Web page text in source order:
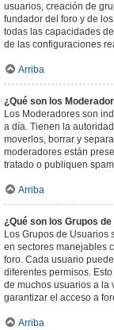
usuarios, creación de
fundador del foro y de
todas las capacidades
de las configuraciones
Arriba
¿Qué son los
Los Moderadores son
a día. Tienen la
moverlos, borrar y
moderadores están
tratado o publiquen
Arriba
¿Qué son los Grupos
Los Grupos de Usuarios
en sectores manejables
foro. Cada usuario
diferentes permisos.
de muchos usuarios a la
garantizar el acceso a
Arriba